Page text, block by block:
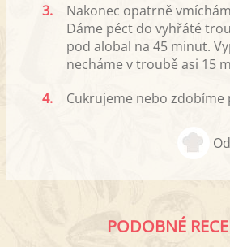
3.
Nakonec opatrně
Dáme péct do vyhřáté
pod alobal na 45 minut.
necháme v troubě asi 15
4.
Cukrujeme nebo zdobíme
PODOBNÉ